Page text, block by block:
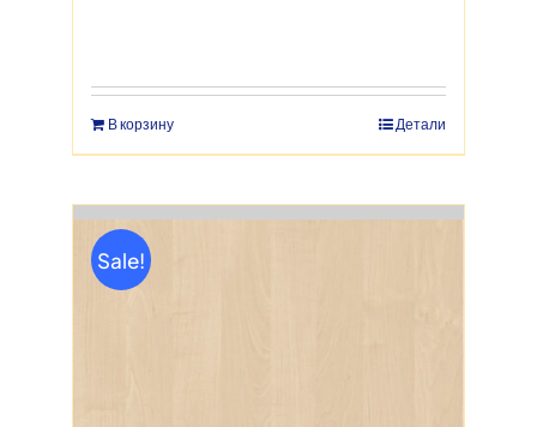
2,550 руб..
В корзину Детали
Sale!